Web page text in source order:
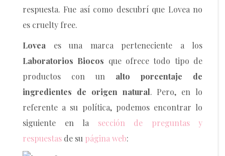
respuesta. Fue así como descubrí que Lovea no
es cruelty free.
Lovea es una marca perteneciente a los
Laboratorios Biocos que ofrece todo tipo de
productos con un alto porcentaje de
ingredientes de origen natural. Pero, en lo
referente a su política, podemos encontrar lo
siguiente en la sección de preguntas y
respuestas de su página web: